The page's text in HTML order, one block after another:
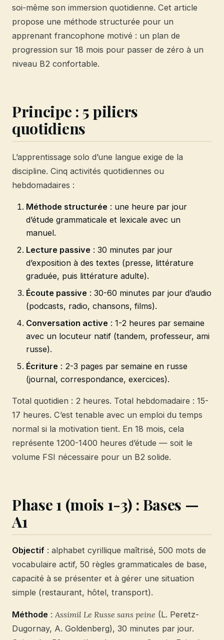
soi-même son immersion quotidienne. Cet article
propose une méthode structurée pour un
apprenant francophone motivé : un plan de
progression sur 18 mois pour passer de zéro à un
niveau B2 confortable.
Principe : 5 piliers
quotidiens
L’apprentissage solo d’une langue exige de la
discipline. Cinq activités quotidiennes ou
hebdomadaires :
Méthode structurée : une heure par jour
d’étude grammaticale et lexicale avec un
manuel.
Lecture passive : 30 minutes par jour
d’exposition à des textes (presse, littérature
graduée, puis littérature adulte).
Écoute passive : 30-60 minutes par jour d’audio
(podcasts, radio, chansons, films).
Conversation active : 1-2 heures par semaine
avec un locuteur natif (tandem, professeur, ami
russe).
Écriture : 2-3 pages par semaine en russe
(journal, correspondance, exercices).
Total quotidien : 2 heures. Total hebdomadaire : 15-
17 heures. C’est tenable avec un emploi du temps
normal si la motivation tient. En 18 mois, cela
représente 1200-1400 heures d’étude — soit le
volume FSI nécessaire pour un B2 solide.
Phase 1 (mois 1-3) : Bases —
A1
Objectif : alphabet cyrillique maîtrisé, 500 mots de
vocabulaire actif, 50 règles grammaticales de base,
capacité à se présenter et à gérer une situation
simple (restaurant, hôtel, transport).
Méthode : Assimil Le Russe sans peine (L. Peretz-
Dugornay, A. Goldenberg), 30 minutes par jour.